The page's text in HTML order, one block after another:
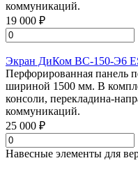
коммуникаций.
19 000 ₽
Экран ДиКом ВС-150-Э6
Перфорированная панель
шириной 1500 мм. В
консоли, перекладина-
коммуникаций.
25 000 ₽
Навесные элементы для